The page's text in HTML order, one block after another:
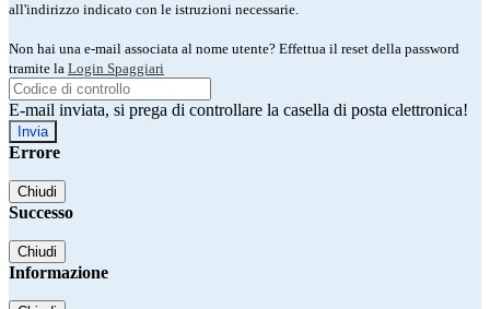
all'indirizzo indicato con le istruzioni necessarie.
Non hai una e-mail associata al nome utente? Effettua il reset della password
tramite la Login Spaggiari
E-mail inviata, si prega di controllare la casella di posta elettronica!
Errore
Chiudi
Successo
Chiudi
Informazione